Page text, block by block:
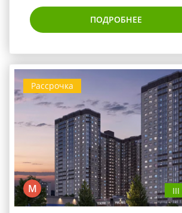
ПОДРОБНЕЕ
Рассрочка
М III